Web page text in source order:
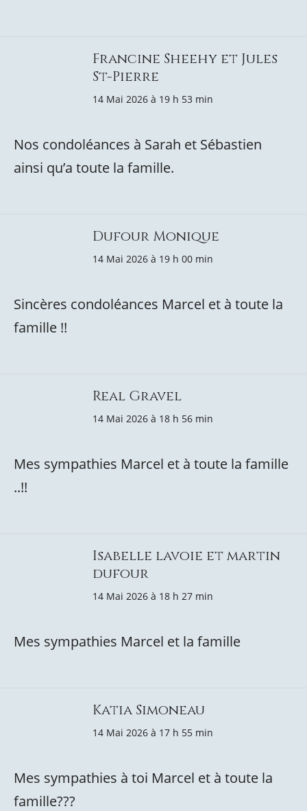
Francine Sheehy et Jules
St-Pierre
14 Mai 2026 à 19 h 53 min
Nos condoléances à Sarah et Sébastien
ainsi qu’a toute la famille.
Dufour Monique
14 Mai 2026 à 19 h 00 min
Sincères condoléances Marcel et à toute la
famille !!
Real Gravel
14 Mai 2026 à 18 h 56 min
Mes sympathies Marcel et à toute la famille
..!!
Isabelle lavoie et martin
dufour
14 Mai 2026 à 18 h 27 min
Mes sympathies Marcel et la famille
Katia Simoneau
14 Mai 2026 à 17 h 55 min
Mes sympathies à toi Marcel et à toute la
famille???